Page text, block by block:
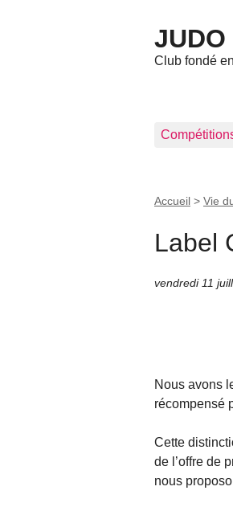
JUDO
Club fondé
Accueil > Vie
Label
vendredi 11
Nous avons
récompensé
Cette
de l’offre de
nous